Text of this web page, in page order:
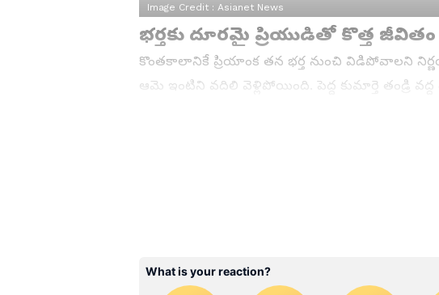
Image Credit : Asianet News
భర్తకు దూరమై ప్రియుడితో కొత్త జీవితం
కొంతకాలానికే ప్రియాంక తన భర్త నుంచి విడిపోవాలని
ఆమె ఇంటిని వదిలి వెళ్లిపోయింది. పెద్ద కుమార్తె తండ్రి
Facts: అమెరికాలో ఇళ్ల‌పై నీటి
ట్యాంకులు ఎందుకు క‌నిపించ‌వో